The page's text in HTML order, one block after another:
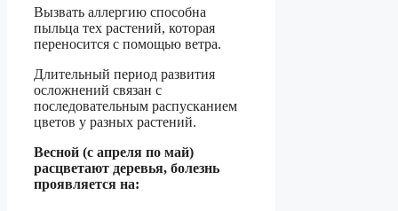
Вызвать аллергию способна
пыльца тех растений, которая
переносится с помощью ветра.
Длительный период развития
осложнений связан с
последовательным распусканием
цветов у разных растений.
Весной (с апреля по май)
расцветают деревья, болезнь
проявляется на: